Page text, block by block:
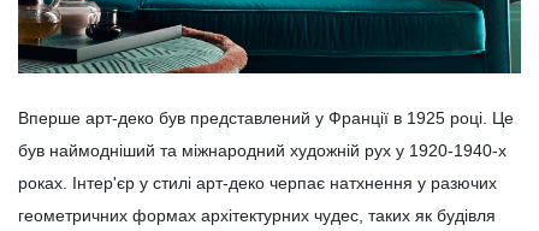
Вперше арт-деко був представлений у Франції в 1925 році. Це
був наймодніший та міжнародний художній рух у 1920-1940-х
роках. Інтер'єр у стилі арт-деко черпає натхнення у разючих
геометричних формах архітектурних чудес, таких як будівля